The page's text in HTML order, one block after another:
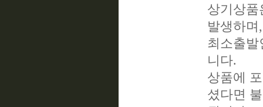
상기상품
발생하
최소출
니다.
상품에
셨다면